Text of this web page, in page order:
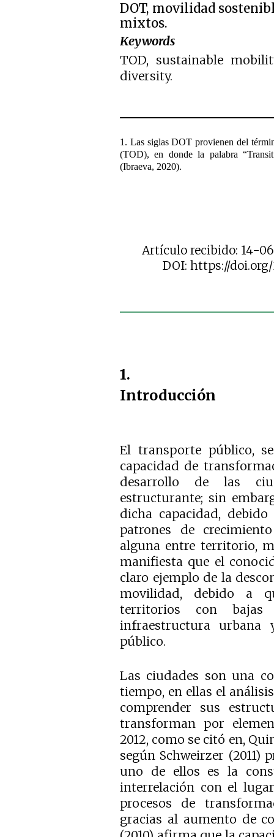
DOT, movilidad
mixtos.
Keywords
TOD, sustainable
diversity.
1. Las siglas DOT provienen del
(TOD), en donde la palabra
(Ibraeva, 2020).
Artículo recibido: 14-
DOI: https://doi.org/
1.
Introducción
El transporte público,
capacidad de
desarrollo de las
estructurante; sin
dicha capacidad,
patrones de
alguna entre territorio,
manifiesta que el
claro ejemplo de la
movilidad, debido a
territorios con bajas
infraestructura urbana
público.
Las ciudades son una
tiempo, en ellas el
comprender sus
transforman por
2012, como se citó en,
según Schweirzer (2011)
uno de ellos es la
interrelación con el
procesos de
gracias al aumento de